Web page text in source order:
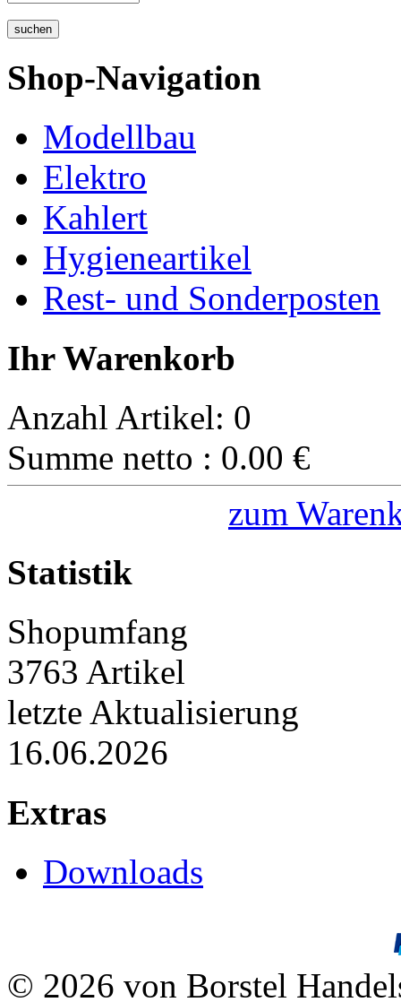
Shop-Navigation
Modellbau
Elektro
Kahlert
Hygieneartikel
Rest- und Sonderposten
Ihr Warenkorb
Anzahl Artikel: 0
Summe netto : 0.00 €
zum
Statistik
Shopumfang
3763 Artikel
letzte Aktualisierung
16.06.2026
Extras
Downloads
© 2026 von Borstel